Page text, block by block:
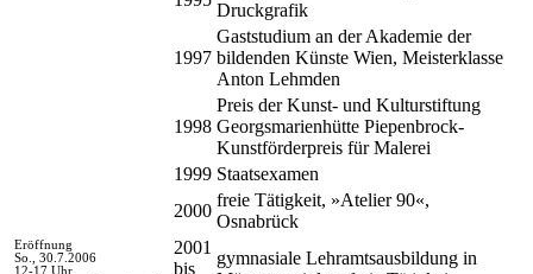
Eröffnung
So., 30.7.2006
12-17 Uhr
Druckgrafik
1997
Gaststudium an der Akademie der
bildenden Künste Wien, Meisterklasse
Anton Lehmden
1998
Preis der Kunst- und Kulturstiftung
Georgsmarienhütte Piepenbrock-
Kunstförderpreis für Malerei
1999 Staatsexamen
2000
freie Tätigkeit, »Atelier 90«,
Osnabrück
2001
bis
gymnasiale Lehramtsausbildung in